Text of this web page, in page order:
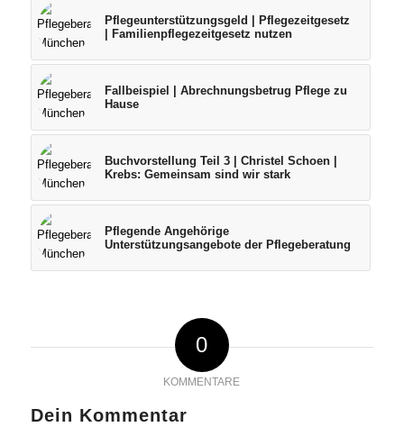
Pflegeunterstützungsgeld | Pflegezeitgesetz
| Familienpflegezeitgesetz nutzen
Fallbeispiel | Abrechnungsbetrug Pflege zu
Hause
Buchvorstellung Teil 3 | Christel Schoen |
Krebs: Gemeinsam sind wir stark
Pflegende Angehörige
Unterstützungsangebote der Pflegeberatung
0
KOMMENTARE
Dein Kommentar